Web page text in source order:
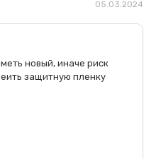
05.03.2024
новый, иначе риск
защитную пленку